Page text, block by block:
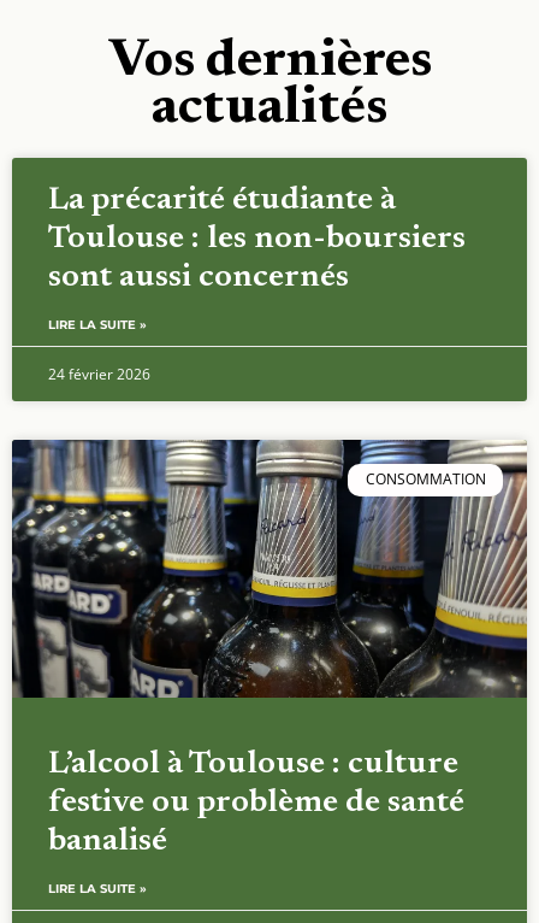
Vos dernières
actualités
La précarité étudiante à
Toulouse : les non-boursiers
sont aussi concernés
LIRE LA SUITE »
24 février 2026
CONSOMMATION
L’alcool à Toulouse : culture
festive ou problème de santé
banalisé
LIRE LA SUITE »